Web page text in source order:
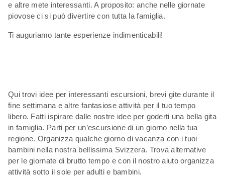
e altre mete interessanti. A proposito: anche nelle giornate
piovose ci si può divertire con tutta la famiglia.
Ti auguriamo tante esperienze indimenticabili!
Qui trovi idee per interessanti escursioni, brevi gite durante il
fine settimana e altre fantasiose attività per il tuo tempo
libero. Fatti ispirare dalle nostre idee per goderti una bella gita
in famiglia. Parti per un’escursione di un giorno nella tua
regione. Organizza qualche giorno di vacanza con i tuoi
bambini nella nostra bellissima Svizzera. Trova alternative
per le giornate di brutto tempo e con il nostro aiuto organizza
attività sotto il sole per adulti e bambini.